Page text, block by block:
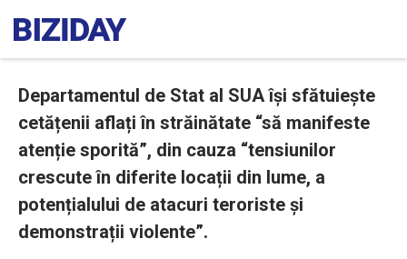
Departamentul de Stat al SUA își sfătuiește
cetățenii aflați în străinătate “să manifeste
atenție sporită”, din cauza “tensiunilor
crescute în diferite locații din lume, a
potențialului de atacuri teroriste și
demonstrații violente”.